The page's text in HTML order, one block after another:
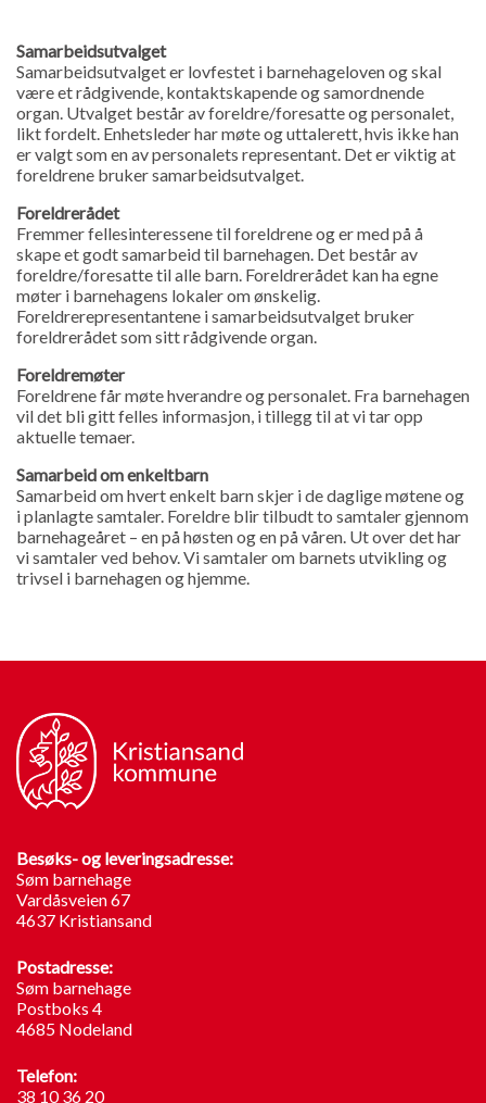
Samarbeidsutvalget
Samarbeidsutvalget er lovfestet i barnehageloven og skal
være et rådgivende, kontaktskapende og samordnende
organ. Utvalget består av foreldre/foresatte og personalet,
likt fordelt. Enhetsleder har møte og uttalerett, hvis ikke han
er valgt som en av personalets representant. Det er viktig at
foreldrene bruker samarbeidsutvalget.
Foreldrerådet
Fremmer fellesinteressene til foreldrene og er med på å
skape et godt samarbeid til barnehagen. Det består av
foreldre/foresatte til alle barn. Foreldrerådet kan ha egne
møter i barnehagens lokaler om ønskelig.
Foreldrerepresentantene i samarbeidsutvalget bruker
foreldrerådet som sitt rådgivende organ.
Foreldremøter
Foreldrene får møte hverandre og personalet. Fra barnehagen
vil det bli gitt felles informasjon, i tillegg til at vi tar opp
aktuelle temaer.
Samarbeid om enkeltbarn
Samarbeid om hvert enkelt barn skjer i de daglige møtene og
i planlagte samtaler. Foreldre blir tilbudt to samtaler gjennom
barnehageåret – en på høsten og en på våren. Ut over det har
vi samtaler ved behov. Vi samtaler om barnets utvikling og
trivsel i barnehagen og hjemme.
Besøks- og leveringsadresse:
Søm barnehage
Vardåsveien 67
4637 Kristiansand
Postadresse:
Søm barnehage
Postboks 4
4685 Nodeland
Telefon:
38 10 36 20